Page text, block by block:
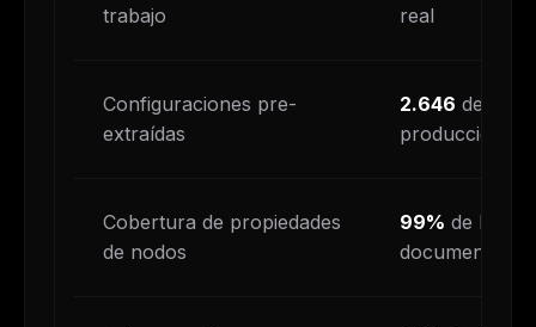
trabajo real
Configuraciones pre-
extraídas
2.646 de
producción
Cobertura de propiedades
de nodos
99% de las
documentadas